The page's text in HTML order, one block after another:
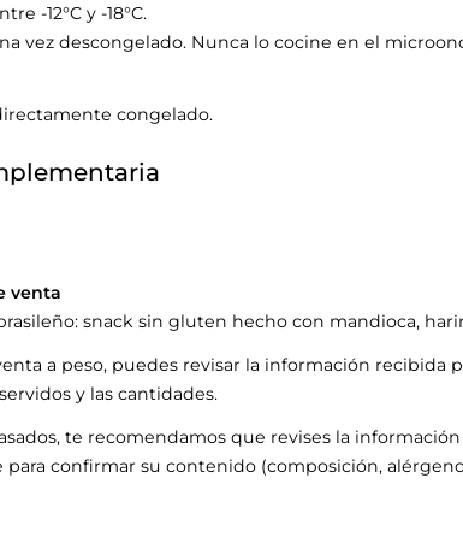
-12°C y -18°C.
vez descongelado. Nunca lo cocine en el
congelado.
venta
snack sin gluten hecho con mandioca,
a peso, puedes revisar la información recibida
y las cantidades.
te recomendamos que revises la
para confirmar su contenido (composición,